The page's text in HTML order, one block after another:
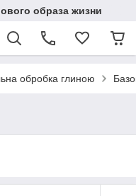
образа жизни
обробка глиною